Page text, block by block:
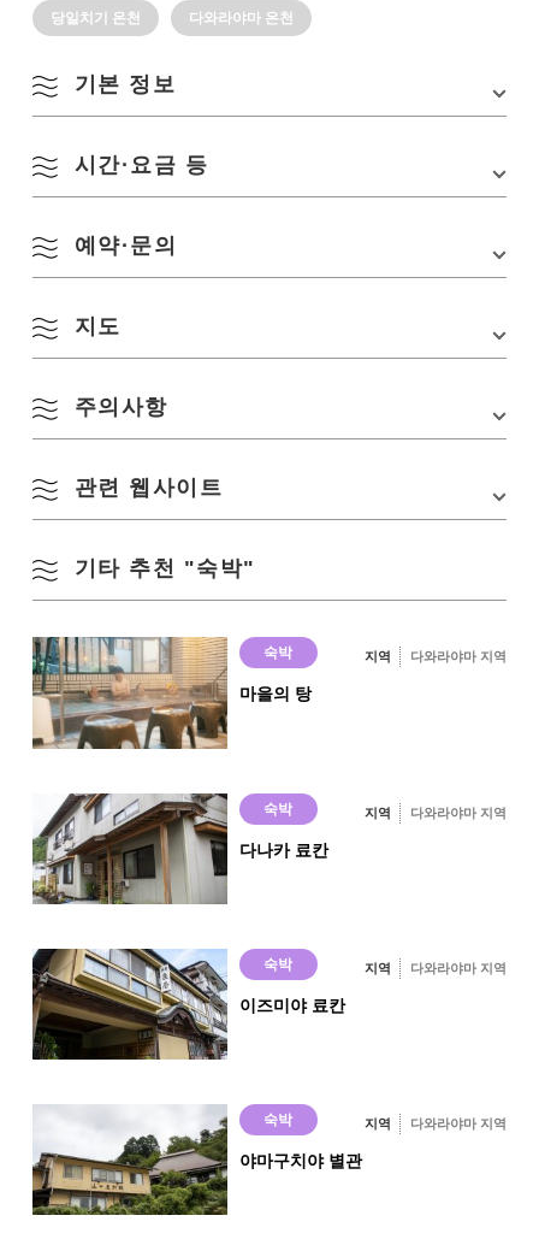
당일치기 온천 다와라야마 온천
기본 정보
주소 나가토시 야마야마 5172
시간·요금 등
영업시간
※※ 단, 영업일은 변경될 수 있습니다. 자세한 것은
요금 어른 850엔, 초등학생 620엔, 유아 370엔
예약·문의
TEL:
0837-29-0036
지도
주의사항
영업일에 대해서는 다마야마 온천 공식 페이지를 확인하십시오.
관련 웹사이트
俵山온천 합명회사
기타 추천 "숙박"
숙박 지역 다와라야마 지역
마을의 탕
숙박 지역 다와라야마 지역
다나카 료칸
숙박 지역 다와라야마 지역
이즈미야 료칸
숙박 지역 다와라야마 지역
야마구치야 별관